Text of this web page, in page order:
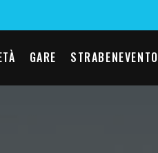
GARE STRABENEVENTO